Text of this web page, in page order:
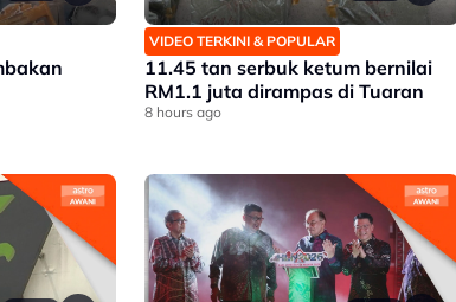
VIDEO TERKINI & POPULAR
11.45 tan serbuk ketum bernilai
RM1.1 juta dirampas di Tuaran
8 hours ago